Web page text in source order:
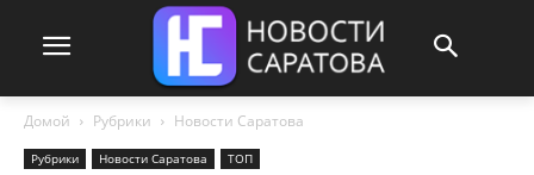
Домой Рубрики Новости Саратова
Рубрики Новости Саратова ТОП